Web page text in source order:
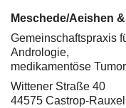
Meschede/Aeishen
Gemeinschaftspraxis
Andrologie,
medikamentöse
Wittener Straße 40
44575 Castrop-Rauxel